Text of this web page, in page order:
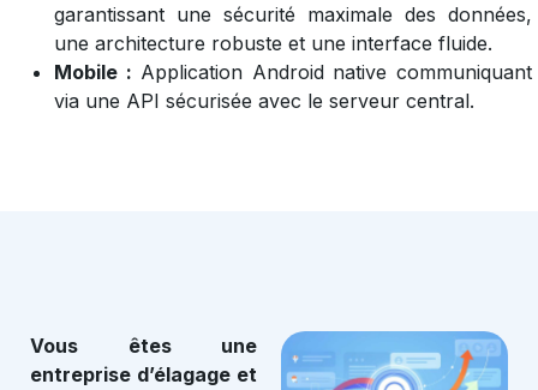
garantissant une sécurité maximale des données,
une architecture robuste et une interface fluide.
Mobile : Application Android native communiquant
via une API sécurisée avec le serveur central.
Vous êtes une
entreprise d’élagage et